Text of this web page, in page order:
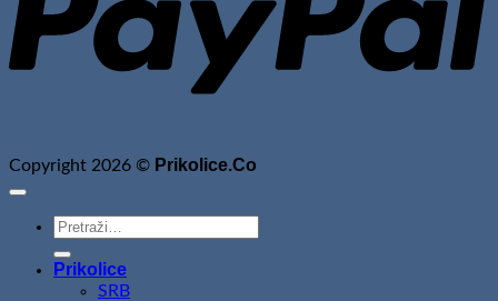
Copyright 2026 © Prikolice.Co
Pretraži:
Prikolice
SRB